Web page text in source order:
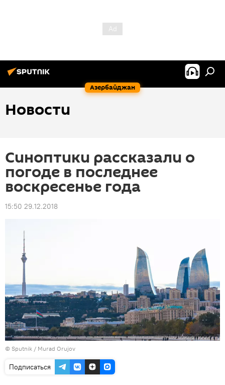
Азербайджан
Новости
Синоптики рассказали о
погоде в последнее
воскресенье года
15:50 29.12.2018
© Sputnik / Murad Orujov
Подписаться